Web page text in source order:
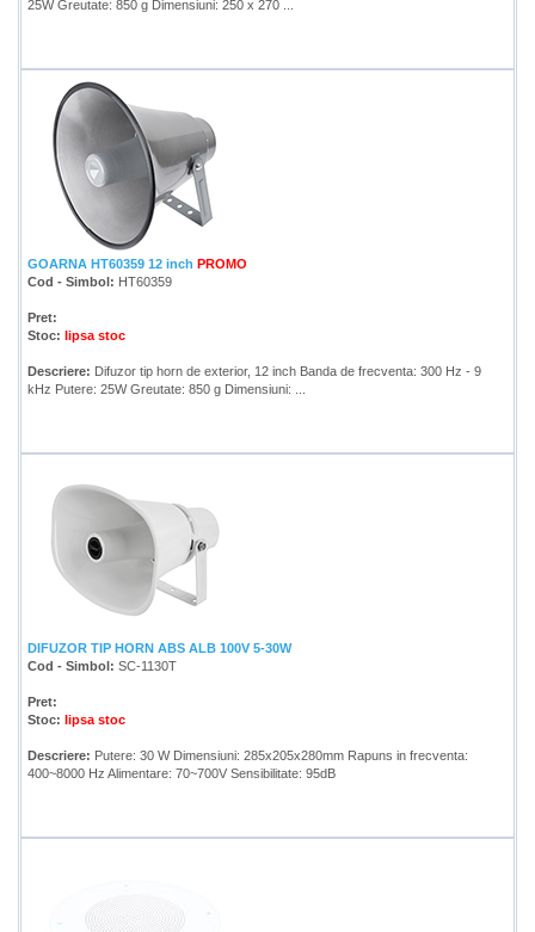
25W Greutate: 850 g Dimensiuni: 250 x 270 ...
GOARNA HT60359 12 inch PROMO
Cod - Simbol: HT60359
Pret:
Stoc: lipsa stoc
Descriere: Difuzor tip horn de exterior, 12 inch Banda de frecventa: 300 Hz - 9
kHz Putere: 25W Greutate: 850 g Dimensiuni: ...
DIFUZOR TIP HORN ABS ALB 100V 5-30W
Cod - Simbol: SC-1130T
Pret:
Stoc: lipsa stoc
Descriere: Putere: 30 W Dimensiuni: 285x205x280mm Rapuns in frecventa:
400~8000 Hz Alimentare: 70~700V Sensibilitate: 95dB